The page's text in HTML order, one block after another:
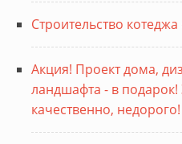
Строительство
Акция! Проект дома,
ландшафта - в подарок!
качественно, недорого!